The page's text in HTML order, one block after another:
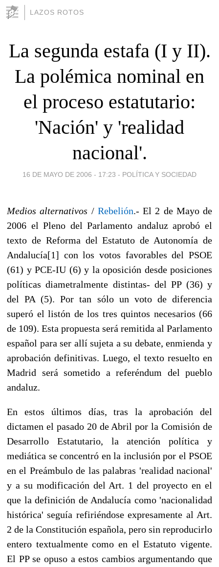
LAZOS ROTOS
La segunda estafa (I y II).
La polémica nominal en
el proceso estatutario:
'Nación' y 'realidad
nacional'.
16 DE MAYO DE 2006 - 17:23 - POLÍTICA Y SOCIEDAD
Medios alternativos / Rebelión.- El 2 de Mayo de
2006 el Pleno del Parlamento andaluz aprobó el
texto de Reforma del Estatuto de Autonomía de
Andalucía[1] con los votos favorables del PSOE
(61) y PCE-IU (6) y la oposición desde posiciones
políticas diametralmente distintas- del PP (36) y
del PA (5). Por tan sólo un voto de diferencia
superó el listón de los tres quintos necesarios (66
de 109). Esta propuesta será remitida al Parlamento
español para ser allí sujeta a su debate, enmienda y
aprobación definitivas. Luego, el texto resuelto en
Madrid será sometido a referéndum del pueblo
andaluz.
En estos últimos días, tras la aprobación del
dictamen el pasado 20 de Abril por la Comisión de
Desarrollo Estatutario, la atención política y
mediática se concentró en la inclusión por el PSOE
en el Preámbulo de las palabras 'realidad nacional'
y a su modificación del Art. 1 del proyecto en el
que la definición de Andalucía como 'nacionalidad
histórica' seguía refiriéndose expresamente al Art.
2 de la Constitución española, pero sin reproducirlo
entero textualmente como en el Estatuto vigente.
El PP se opuso a estos cambios argumentando que